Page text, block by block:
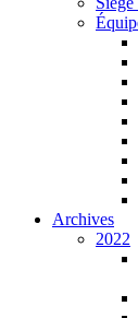
Archives
2022